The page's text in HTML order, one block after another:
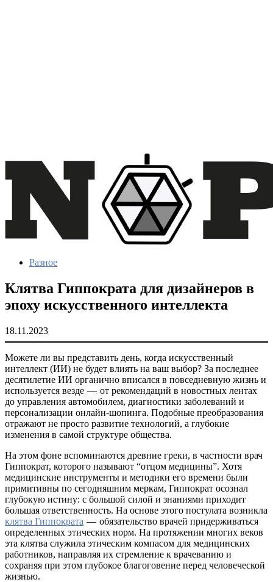
Разное
Клятва Гиппократа для дизайнеров в
эпоху искусственного интеллекта
18.11.2023
Можете ли вы представить день, когда искусственный
интеллект (ИИ) не будет влиять на ваш выбор? За последнее
десятилетие ИИ органично вписался в повседневную жизнь и
используется везде — от рекомендаций в новостных лентах
до управления автомобилем, диагностики заболеваний и
персонализации онлайн-шопинга. Подобные преобразования
отражают не просто развитие технологий, а глубокие
изменения в самой структуре общества.
На этом фоне вспоминаются древние греки, в частности врач
Гиппократ, которого называют “отцом медицины”. Хотя
медицинские инструменты и методики его времени были
примитивны по сегодняшним меркам, Гиппократ осознал
глубокую истину: с большой силой и знаниями приходит
большая ответственность. На основе этого постулата возникла
клятва Гиппократа — обязательство врачей придерживаться
определенных этических норм. На протяжении многих веков
эта клятва служила этическим компасом для медицинских
работников, направляя их стремление к врачеванию и
сохраняя при этом глубокое благоговение перед человеческой
жизнью.